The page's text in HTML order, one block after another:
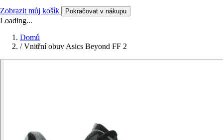
Zobrazit můj košík Pokračovat v nákupu
Loading...
Domů
/ Vnitřní obuv Asics Beyond FF 2